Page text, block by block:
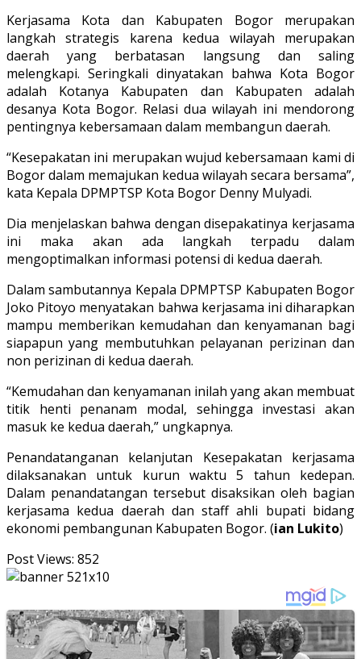
Kerjasama Kota dan Kabupaten Bogor merupakan
langkah strategis karena kedua wilayah merupakan
daerah yang berbatasan langsung dan saling
melengkapi. Seringkali dinyatakan bahwa Kota Bogor
adalah Kotanya Kabupaten dan Kabupaten adalah
desanya Kota Bogor. Relasi dua wilayah ini mendorong
pentingnya kebersamaan dalam membangun daerah.
“Kesepakatan ini merupakan wujud kebersamaan kami di
Bogor dalam memajukan kedua wilayah secara bersama”,
kata Kepala DPMPTSP Kota Bogor Denny Mulyadi.
Dia menjelaskan bahwa dengan disepakatinya kerjasama
ini maka akan ada langkah terpadu dalam
mengoptimalkan informasi potensi di kedua daerah.
Dalam sambutannya Kepala DPMPTSP Kabupaten Bogor
Joko Pitoyo menyatakan bahwa kerjasama ini diharapkan
mampu memberikan kemudahan dan kenyamanan bagi
siapapun yang membutuhkan pelayanan perizinan dan
non perizinan di kedua daerah.
“Kemudahan dan kenyamanan inilah yang akan membuat
titik henti penanam modal, sehingga investasi akan
masuk ke kedua daerah,” ungkapnya.
Penandatanganan kelanjutan Kesepakatan kerjasama
dilaksanakan untuk kurun waktu 5 tahun kedepan.
Dalam penandatangan tersebut disaksikan oleh bagian
kerjasama kedua daerah dan staff ahli bupati bidang
ekonomi pembangunan Kabupaten Bogor. (ian Lukito)
Post Views: 852